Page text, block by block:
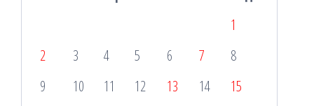
1
2
3 4 5 6 7
8
9
10 11 12 13 14
15